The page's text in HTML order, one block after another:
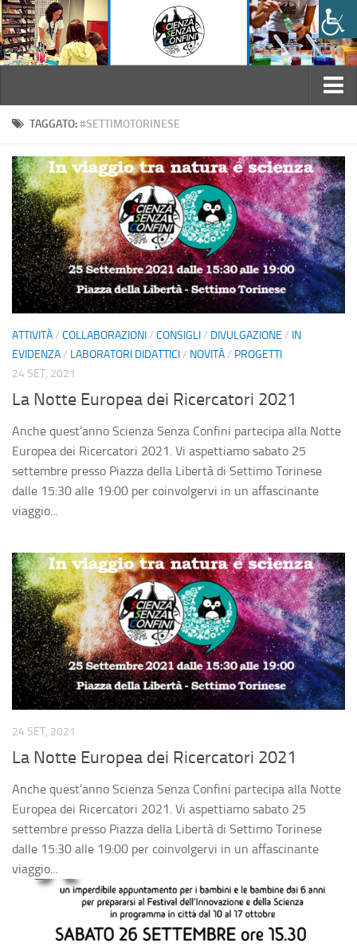
Home
Chi siamo
Statuto
Regolamento interno
Il Consiglio Direttivo
Convenzioni
Attività
Laboratori didattici
Collaborazioni
Novità
Progetti
Galleria
Foto
Video
Audio
Sostienici
Diventa socio
Fai una donazione
5×1000
Contatti
TAGGATO:#SETTIMOTORINESE
ATTIVITÀ/ COLLABORAZIONI/ CONSIGLI/ DIVULGAZIONE / IN
EVIDENZA/ LABORATORI DIDATTICI/ NOVITÀ/ PROGETTI
24 SET, 2021
La Notte Europea dei Ricercatori 2021
Anche quest’anno Scienza Senza Confini partecipa alla Notte
Europea dei Ricercatori 2021. Vi aspettiamo sabato 25
settembre presso Piazza della Libertà di Settimo Torinese
dalle 15:30 alle 19:00 per coinvolgervi in un affascinante
viaggio...
24 SET, 2021
La Notte Europea dei Ricercatori 2021
Anche quest’anno Scienza Senza Confini partecipa alla Notte
Europea dei Ricercatori 2021. Vi aspettiamo sabato 25
settembre presso Piazza della Libertà di Settimo Torinese
dalle 15:30 alle 19:00 per coinvolgervi in un affascinante
viaggio...